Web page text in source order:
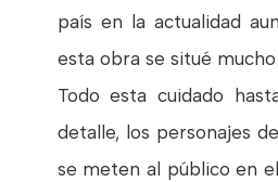
país en la actualidad
esta obra se situé
Todo esta cuidado
detalle, los personajes
se meten al público en